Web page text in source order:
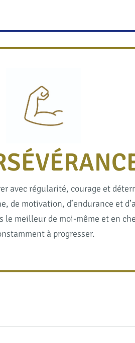
avec régularité, courage et
de motivation, d’endurance et
le meilleur de moi-même et en
à progresser.